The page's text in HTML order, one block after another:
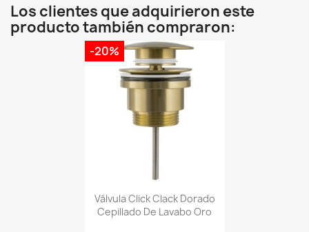
Los clientes que adquirieron este
producto también compraron:
Válvula Click Clack Dorado
Cepillado De Lavabo Oro
-20%